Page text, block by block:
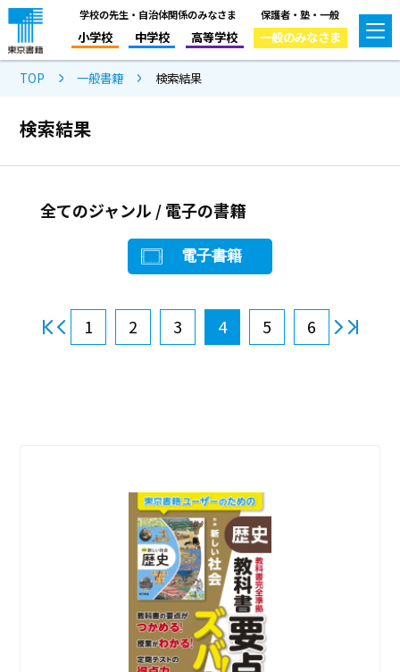
学校の先生・自治体関係のみなさま
小学校 中学校 高等学校
保護者・塾・一般
一般のみなさま
TOP 一般書籍 検索結果
検索結果
全てのジャンル / 電子の書籍
電子書籍
1 2 3 4 5 6